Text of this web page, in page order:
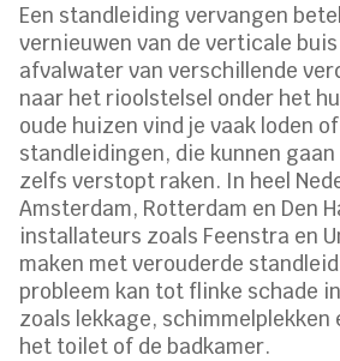
Een standleiding vervangen
vernieuwen van de verticale
afvalwater van verschillende
naar het rioolstelsel onder het
oude huizen vind je vaak loden
standleidingen, die kunnen
zelfs verstopt raken. In heel
Amsterdam, Rotterdam en Den
installateurs zoals Feenstra en
maken met verouderde
probleem kan tot flinke schade
zoals lekkage, schimmelplekken
het toilet of de badkamer.